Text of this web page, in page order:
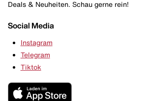
Deals & Neuheiten. Schau gerne rein!
Social Media
Instagram
Telegram
Tiktok